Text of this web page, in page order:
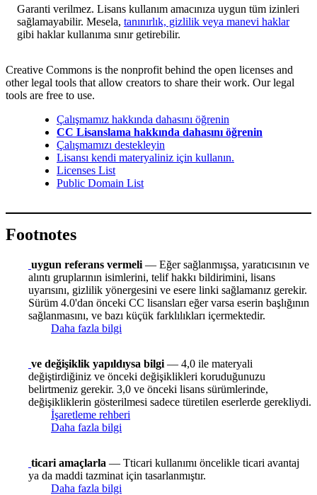
Garanti verilmez. Lisans kullanım amacınıza uygun tüm izinleri
sağlamayabilir. Mesela, tanınırlık, gizlilik veya manevi haklar
gibi haklar kullanıma sınır getirebilir.
Creative Commons is the nonprofit behind the open licenses and
other legal tools that allow creators to share their work. Our legal
tools are free to use.
Çalışmamız hakkında dahasını öğrenin
CC Lisanslama hakkında dahasını öğrenin
Çalışmamızı destekleyin
Lisansı kendi materyaliniz için kullanın.
Licenses List
Public Domain List
Footnotes
uygun referans vermeli — Eğer sağlanmışsa, yaratıcısının ve
alıntı gruplarının isimlerini, telif hakkı bildirimini, lisans
uyarısını, gizlilik yönergesini ve esere linki sağlamanız gerekir.
Sürüm 4.0'dan önceki CC lisansları eğer varsa eserin başlığının
sağlanmasını, ve bazı küçük farklılıkları içermektedir.
Daha fazla bilgi
ve değişiklik yapıldıysa bilgi — 4,0 ile materyali
değiştirdiğiniz ve önceki değişiklikleri koruduğunuzu
belirtmeniz gerekir. 3,0 ve önceki lisans sürümlerinde,
değişikliklerin gösterilmesi sadece türetilen eserlerde gerekliydi.
İşaretleme rehberi
Daha fazla bilgi
ticari amaçlarla — Tticari kullanımı öncelikle ticari avantaj
ya da maddi tazminat için tasarlanmıştır.
Daha fazla bilgi